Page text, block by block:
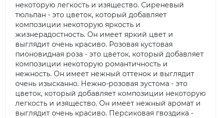
некоторую легкость и изящество. Сиреневый
тюльпан - это цветок, который добавляет
композиции некоторую яркость и
жизнерадостность. Он имеет яркий цвет и
выглядит очень красиво. Розовая кустовая
пионовидная роза - это цветок, который добавляет
композиции некоторую романтичность и
нежность. Он имеет нежный оттенок и выглядит
очень изысканно. Нежно-розовая эустома - это
цветок, который добавляет композиции некоторую
легкость и изящество. Он имеет нежный аромат и
выглядит очень красиво. Персиковая гвоздика -